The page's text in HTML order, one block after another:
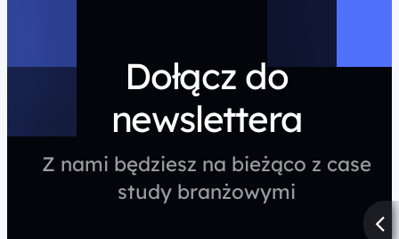
Dołącz do
newslettera
Z nami będziesz na bieżąco z case
study branżowymi